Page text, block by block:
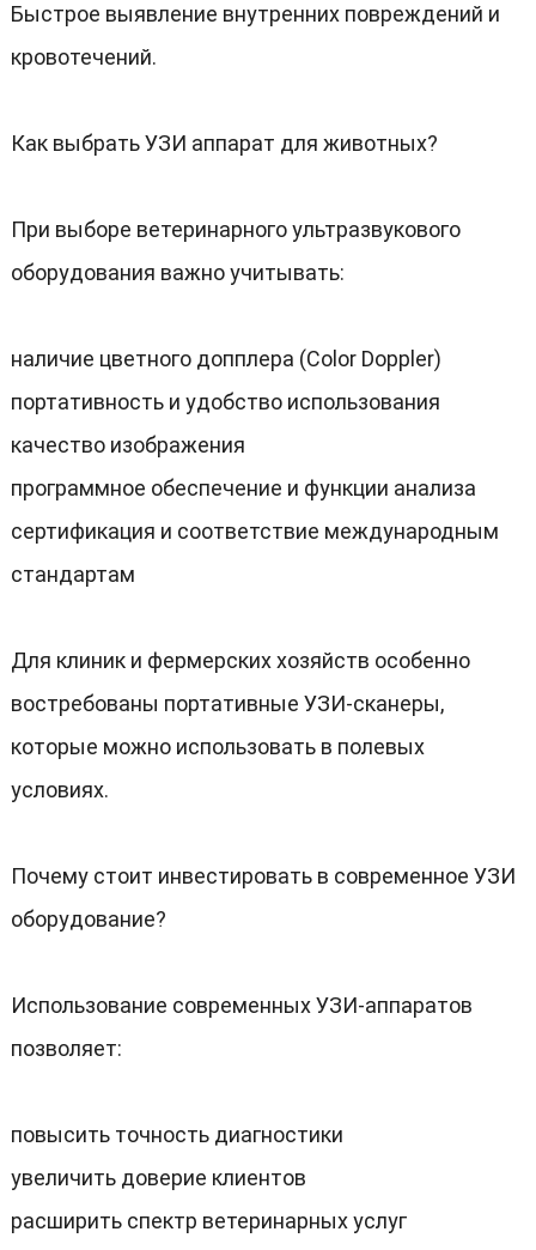
Быстрое выявление внутренних повреждений и
кровотечений.
Как выбрать УЗИ аппарат для животных?
При выборе ветеринарного ультразвукового
оборудования важно учитывать:
наличие цветного допплера (Color Doppler)
портативность и удобство использования
качество изображения
программное обеспечение и функции анализа
сертификация и соответствие международным
стандартам
Для клиник и фермерских хозяйств особенно
востребованы портативные УЗИ-сканеры,
которые можно использовать в полевых
условиях.
Почему стоит инвестировать в современное УЗИ
оборудование?
Использование современных УЗИ-аппаратов
позволяет:
повысить точность диагностики
увеличить доверие клиентов
расширить спектр ветеринарных услуг